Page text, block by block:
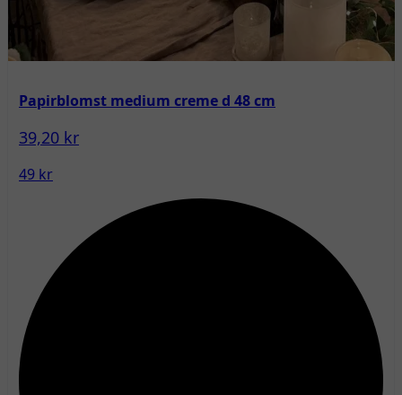
Papirblomst medium creme d 48 cm
39,20 kr
49 kr